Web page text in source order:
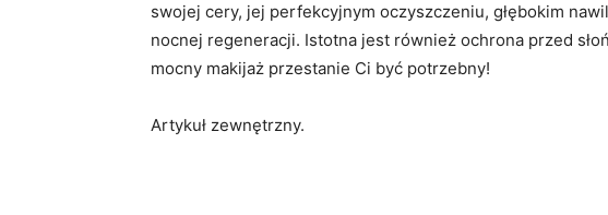
swojej cery, jej perfekcyjnym oczyszczeniu, głębokim
nocnej regeneracji. Istotna jest również ochrona przed
mocny makijaż przestanie Ci być potrzebny!
Artykuł zewnętrzny.